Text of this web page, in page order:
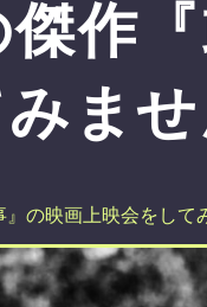
作
ませ
の映画上映会をして